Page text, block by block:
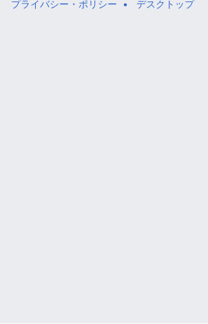
プライバシー・ポリシー デスクトップ